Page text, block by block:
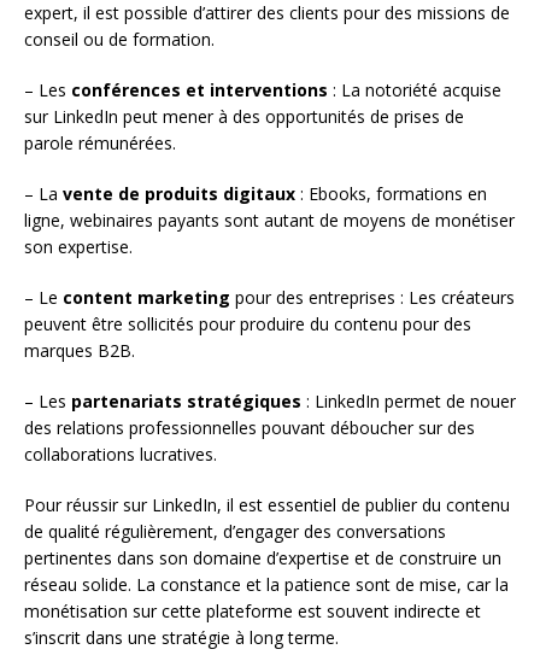
expert, il est possible d’attirer des clients pour des missions de
conseil ou de formation.
– Les conférences et interventions : La notoriété acquise
sur LinkedIn peut mener à des opportunités de prises de
parole rémunérées.
– La vente de produits digitaux : Ebooks, formations en
ligne, webinaires payants sont autant de moyens de monétiser
son expertise.
– Le content marketing pour des entreprises : Les créateurs
peuvent être sollicités pour produire du contenu pour des
marques B2B.
– Les partenariats stratégiques : LinkedIn permet de nouer
des relations professionnelles pouvant déboucher sur des
collaborations lucratives.
Pour réussir sur LinkedIn, il est essentiel de publier du contenu
de qualité régulièrement, d’engager des conversations
pertinentes dans son domaine d’expertise et de construire un
réseau solide. La constance et la patience sont de mise, car la
monétisation sur cette plateforme est souvent indirecte et
s’inscrit dans une stratégie à long terme.